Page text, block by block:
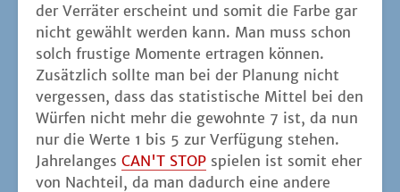
der Ver­rä­ter erscheint und somit die Far­be gar
nicht gewählt wer­den kann. Man muss schon
solch frus­ti­ge Momen­te ertra­gen kön­nen.
Zusätz­lich soll­te man bei der Pla­nung nicht
ver­ges­sen, dass das sta­tis­ti­sche Mit­tel bei den
Wür­fen nicht mehr die gewohn­te 7 ist, da nun
nur die Wer­te 1 bis 5 zur Ver­fü­gung ste­hen.
Jah­re­lan­ges CAN'T STOP spie­len ist somit eher
von Nach­teil, da man dadurch eine ande­re